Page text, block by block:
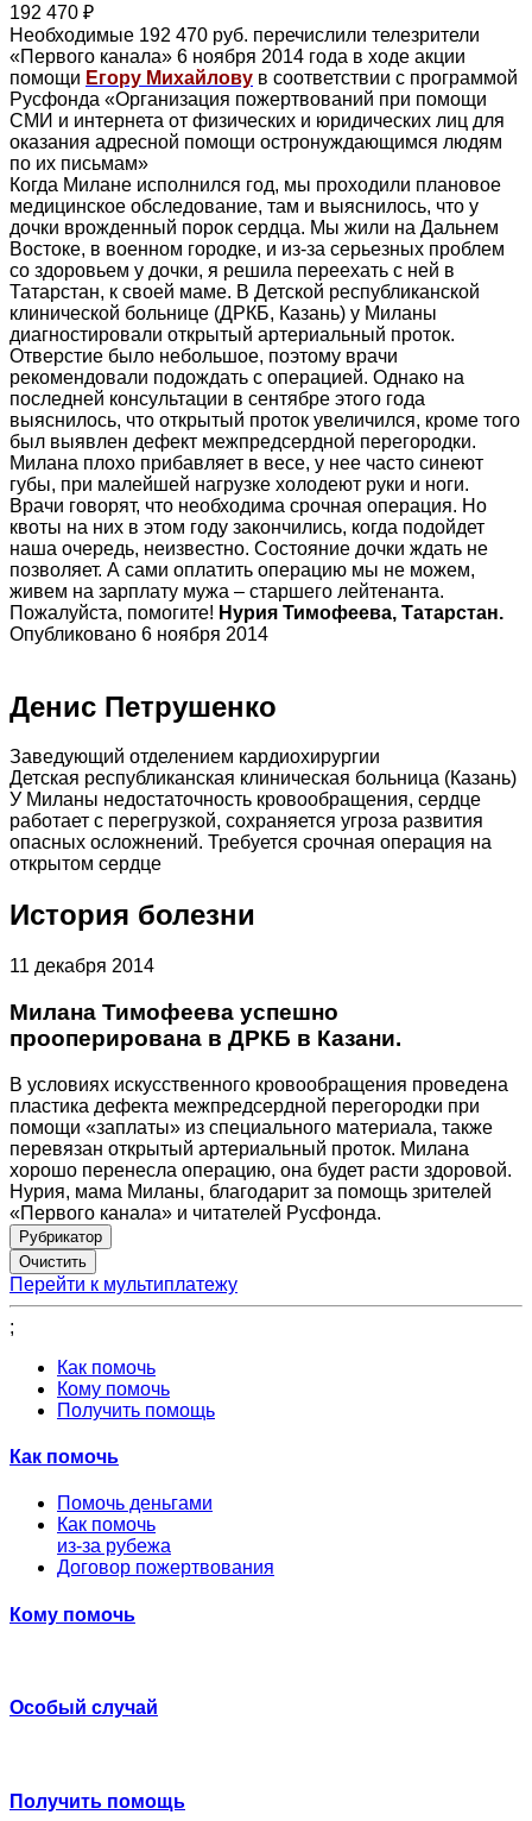
192 470 ₽
Необходимые 192 470 руб. перечислили телезрители
«Первого канала» 6 ноября 2014 года в ходе акции
помощи Егору Михайлову в соответствии с программой
Русфонда «Организация пожертвований при помощи
СМИ и интернета от физических и юридических лиц для
оказания адресной помощи остронуждающимся людям
по их письмам»
Когда Милане исполнился год, мы проходили плановое
медицинское обследование, там и выяснилось, что у
дочки врожденный порок сердца. Мы жили на Дальнем
Востоке, в военном городке, и из-за серьезных проблем
со здоровьем у дочки, я решила переехать с ней в
Татарстан, к своей маме. В Детской республиканской
клинической больнице (ДРКБ, Казань) у Миланы
диагностировали открытый артериальный проток.
Отверстие было небольшое, поэтому врачи
рекомендовали подождать с операцией. Однако на
последней консультации в сентябре этого года
выяснилось, что открытый проток увеличился, кроме того
был выявлен дефект межпредсердной перегородки.
Милана плохо прибавляет в весе, у нее часто синеют
губы, при малейшей нагрузке холодеют руки и ноги.
Врачи говорят, что необходима срочная операция. Но
квоты на них в этом году закончились, когда подойдет
наша очередь, неизвестно. Состояние дочки ждать не
позволяет. А сами оплатить операцию мы не можем,
живем на зарплату мужа – старшего лейтенанта.
Пожалуйста, помогите! Нурия Тимофеева, Татарстан.
Опубликовано 6 ноября 2014
Денис Петрушенко
Заведующий отделением кардиохирургии
Детская республиканская клиническая больница (Казань)
У Миланы недостаточность кровообращения, сердце
работает с перегрузкой, сохраняется угроза развития
опасных осложнений. Требуется срочная операция на
открытом сердце
История болезни
11 декабря 2014
Милана Тимофеева успешно
прооперирована в ДРКБ в Казани.
В условиях искусственного кровообращения проведена
пластика дефекта межпредсердной перегородки при
помощи «заплаты» из специального материала, также
перевязан открытый артериальный проток. Милана
хорошо перенесла операцию, она будет расти здоровой.
Нурия, мама Миланы, благодарит за помощь зрителей
«Первого канала» и читателей Русфонда.
Рубрикатор
Перейти к мультиплатежу
;
Как помочь
Кому помочь
Получить помощь
Как помочь
Помочь деньгами
Как помочь
из-за рубежа
Договор пожертвования
Кому помочь
Особый случай
Получить помощь